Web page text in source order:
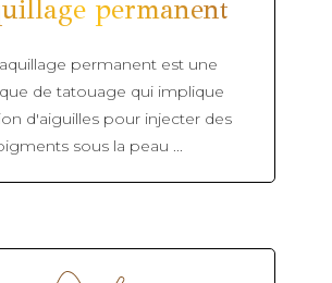
permanent
permanent est une
de tatouage qui implique
d'aiguilles pour injecter des
sous la peau ...